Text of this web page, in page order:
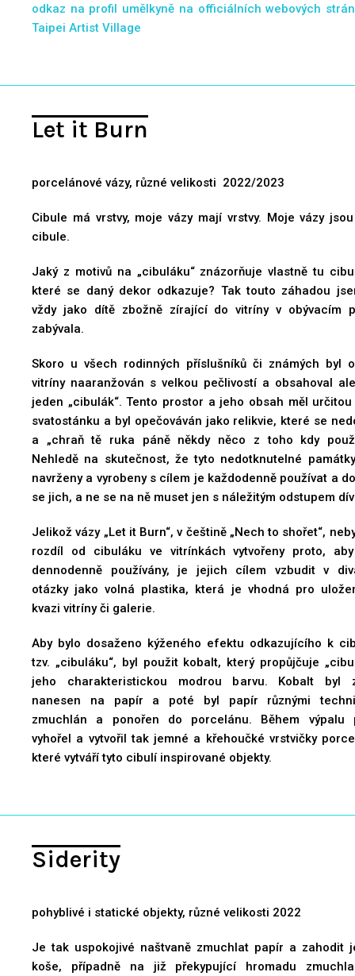
odkaz na profil umělkyně na officiálních webových
Taipei Artist Village
Let it Burn
porcelánové vázy, různé velikosti 2022/2023
Cibule má vrstvy, moje vázy mají vrstvy. Moje vázy
cibule.
Jaký z motivů na „cibuláku“ znázorňuje vlastně tu
které se daný dekor odkazuje? Tak touto záhadou
vždy jako dítě zbožně zírající do vitríny v obývacím
zabývala.
Skoro u všech rodinných příslušníků či známých byl
vitríny naaranžován s velkou pečlivostí a obsahoval
jeden „cibulák“. Tento prostor a jeho obsah měl
svatostánku a byl opečováván jako relikvie, které se
a „chraň tě ruka páně někdy něco z toho kdy
Nehledě na skutečnost, že tyto nedotknutelné
navrženy a vyrobeny s cílem je každodenně používat a
se jich, a ne se na ně muset jen s náležitým odstupem
Jelikož vázy „Let it Burn“, v češtině „Nech to shořet“,
rozdíl od cibuláku ve vitrínkách vytvořeny proto,
dennodenně používány, je jejich cílem vzbudit v
otázky jako volná plastika, která je vhodná pro
kvazi vitríny či galerie.
Aby bylo dosaženo kýženého efektu odkazujícího k
tzv. „cibuláku“, byl použit kobalt, který propůjčuje
jeho charakteristickou modrou barvu. Kobalt byl
nanesen na papír a poté byl papír různými
zmuchlán a ponořen do porcelánu. Během výpalu
vyhořel a vytvořil tak jemné a křehoučké vrstvičky
které vytváří tyto cibulí inspirované objekty.
Let it Burn v Galerii Edikula
Siderity
pohyblivé i statické objekty, různé velikosti 2022
Je tak uspokojivé naštvaně zmuchlat papír a zahodit
koše, případně na již překypující hromadu